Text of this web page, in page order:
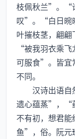
枝佩秋兰”。“
叹”。“白日晼
叶摧枝茎，翩
“被我羽衣乘
可服食”。皆宜
不同。
汉诗出语自
遗心蕴蒸”，“
不有初，想君
鱼”，俗。阮